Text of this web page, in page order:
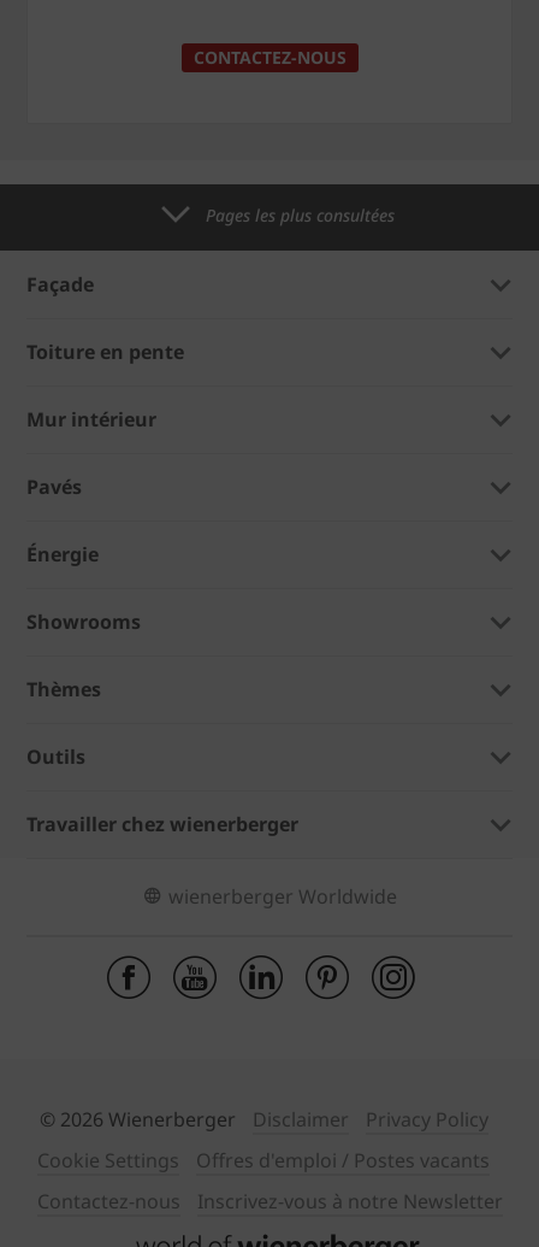
CONTACTEZ-NOUS
Pages les plus consultées
Façade
Toiture en pente
Mur intérieur
Pavés
Énergie
Showrooms
Thèmes
Outils
Travailler chez wienerberger
wienerberger Worldwide
© 2026 Wienerberger Disclaimer
Privacy Policy
Cookie Settings
Offres d'emploi / Postes vacants
Contactez-nous
Inscrivez-vous à notre Newsletter